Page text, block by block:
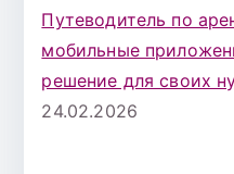
Путеводитель по
мобильные
решение для своих
24.02.2026